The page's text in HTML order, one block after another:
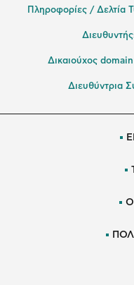
Πληροφορίες / Δελτία
Δικαιούχος
Διευθύντρια